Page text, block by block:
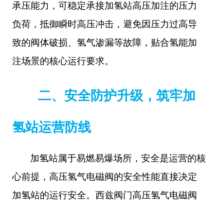
承压能力，可稳定承接加氢站高压加注的压力
负荷，抵御瞬时高压冲击，避免因压力过高导
致的阀体破损、氢气渗漏等故障，贴合氢能加
注场景的核心运行要求。
二、安全防护升级，筑牢加
氢站运营防线
加氢站属于易燃易爆场所，安全是运营的核
心前提，高压氢气电磁阀的安全性能直接决定
加氢站的运行安全。西兹阀门高压氢气电磁阀